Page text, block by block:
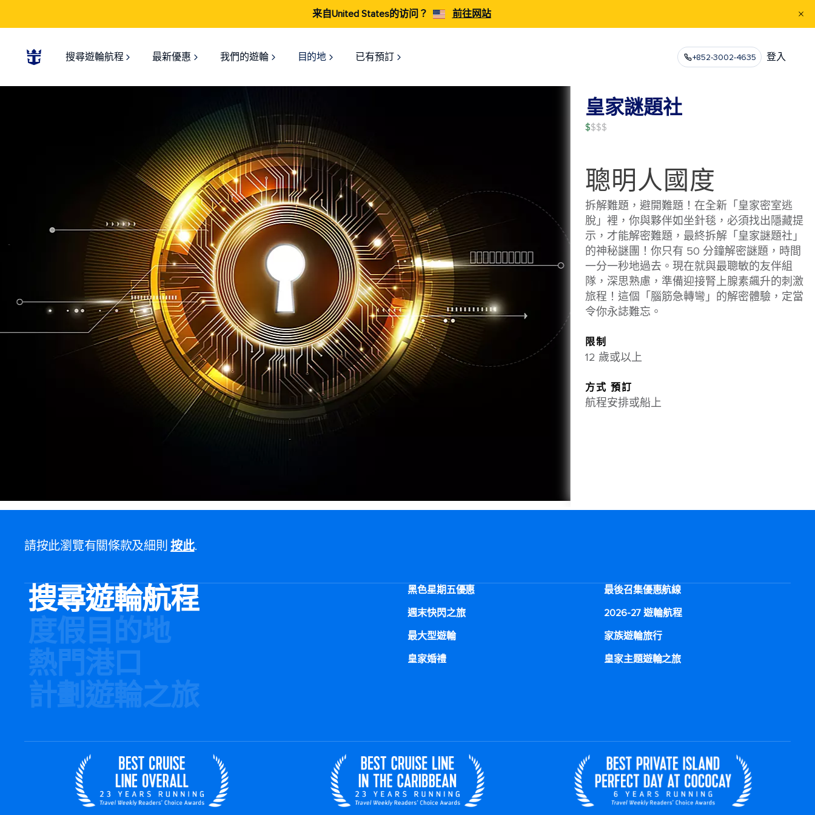
来自United States的访问？ 前往网站
搜尋遊輪航程 最新優惠 我們的遊輪 目的地 已有預訂 +852-3002-4635 登入
皇家謎題社
$
聰明人國度
拆解難題，避開難題！在全新「皇家密室逃
脫」裡，你與夥伴如坐針毯，必須找出隱藏提
示，才能解密難題，最終拆解「皇家謎題社」
的神秘謎團！你只有 50 分鐘解密謎題，時間
一分一秒地過去。現在就與最聰敏的友伴組
隊，深思熟慮，準備迎接腎上腺素飆升的刺激
旅程！這個「腦筋急轉彎」的解密體驗，定當
令你永誌難忘。
限制
12 歲或以上
方式 預訂
航程安排或船上
請按此瀏覽有關條款及細則按此.
搜尋遊輪航程
度假目的地
熱門港口
計劃遊輪之旅
黑色星期五優惠
最後召集優惠航線
週末快閃之旅
2026-27 遊輪航程
最大型遊輪
家族遊輪旅行
皇家婚禮
皇家主題遊輪之旅